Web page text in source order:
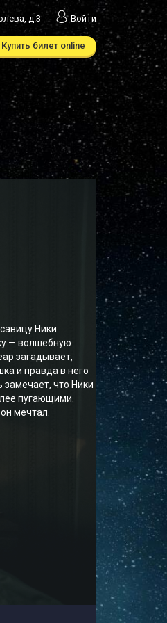
д.3 Войти
Купить билет online
Ники.
— волшебную
загадывает,
и правда в него
что Ники
пугающими.
мечтал.